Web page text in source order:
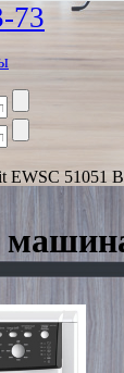
73
EWSC 51051